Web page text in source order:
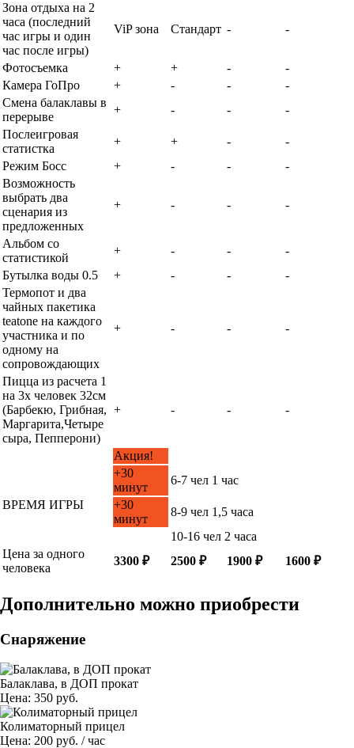
Зона отдыха на 2
часа (последний
час игры и один
час после игры)
ViP зона Стандарт - -
Фотосъемка + + -
-
Камера ГоПро
+ - -
-
Смена балаклавы в
перерыве
+ - -
-
Послеигровая
статистка
+ + -
-
Режим Босс
+ - -
-
Возможность
выбрать два
сценария из
предложенных
+ - - -
Альбом со
статистикой
+ - -
-
Бутылка воды 0.5
+ - -
-
Термопот и два
чайных пакетика
teatone на каждого
участника и по
одному на
сопровождающих
+ - - -
Пицца из расчета 1
на 3х человек 32см
(Барбекю, Грибная,
Маргарита,Четыре
сыра, Пепперони)
+ - - -
Акция!
ВРЕМЯ ИГРЫ
+30
минут
6-7 чел 1 час
+30
минут
8-9 чел 1,5 часа
10-16 чел 2 часа
Цена за одного
человека
3300 ₽ 2500 ₽ 1900 ₽ 1600 ₽
Дополнительно можно приобрести
Снаряжение
Балаклава, в ДОП прокат
Цена: 350 руб.
Колиматорный прицел
Цена: 200 руб. /час